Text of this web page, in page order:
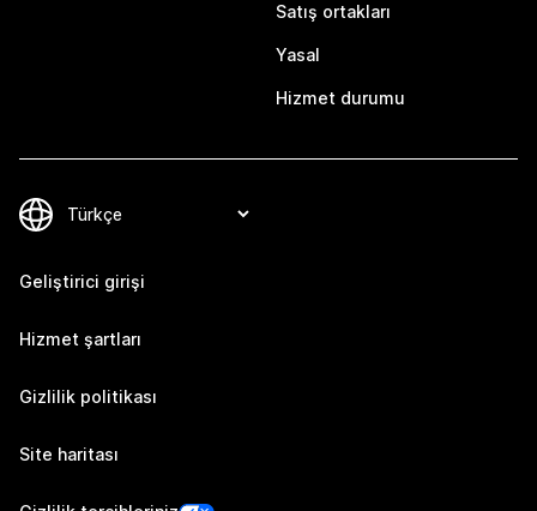
Satış ortakları
Yasal
Hizmet durumu
Geliştirici girişi
Hizmet şartları
Gizlilik politikası
Site haritası